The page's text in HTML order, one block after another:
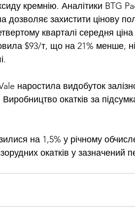
кремнію. Аналітики BTG
дозволяє захистити цінову
кварталі середня ціна
$93/т, що на 21% менше,
наростила видобуток
окатків за
на 1,5% у річному
окатків у зазначений